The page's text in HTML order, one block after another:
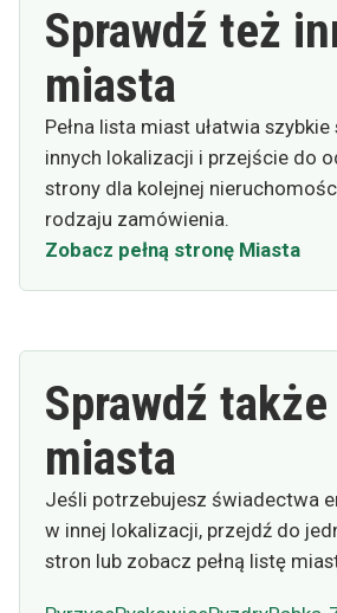
Sprawdź też
miasta
Pełna lista miast ułatwia
innych lokalizacji i przejście do
strony dla kolejnej
rodzaju zamówienia.
Zobacz pełną stronę Miasta
Sprawdź
miasta
Jeśli potrzebujesz świadectwa
w innej lokalizacji, przejdź do
stron lub zobacz pełną listę